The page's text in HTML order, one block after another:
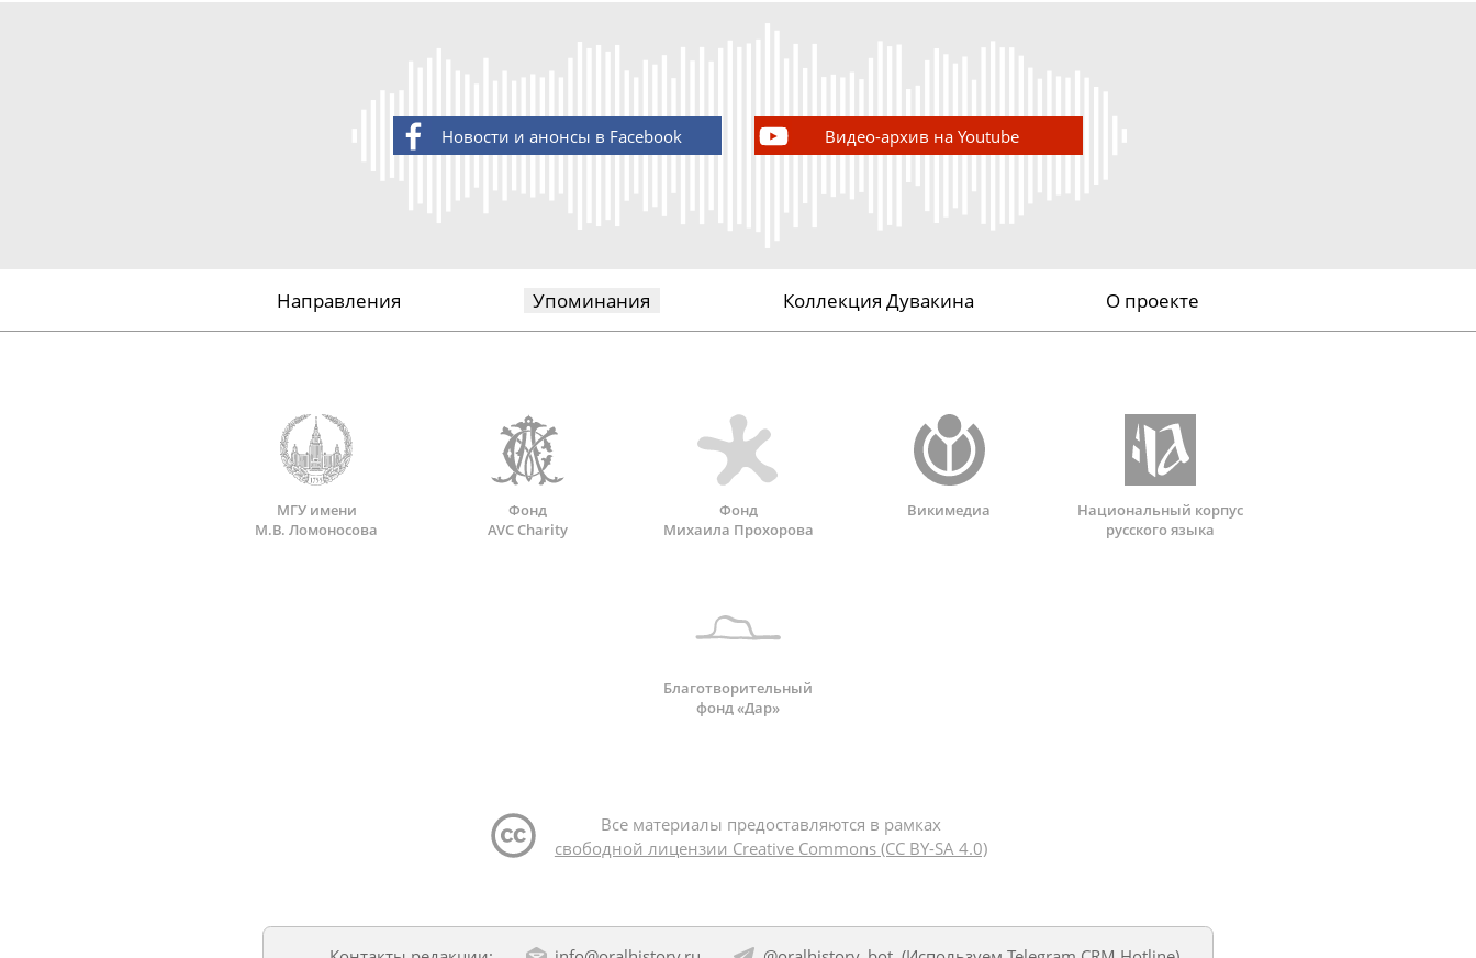
Новости и анонсы в Facebook Видео-архив на Youtube
Направления Упоминания Коллекция Дувакина О проекте
МГУ имени
М.В. Ломоносова
Фонд
AVC Charity
Фонд
Михаила Прохорова
Викимедиа
Национальный корпус
русского языка
Благотворительный
фонд «Дар»
Все материалы предоставляются в рамках
свободной лицензии Creative Commons (CC BY-SA 4.0)